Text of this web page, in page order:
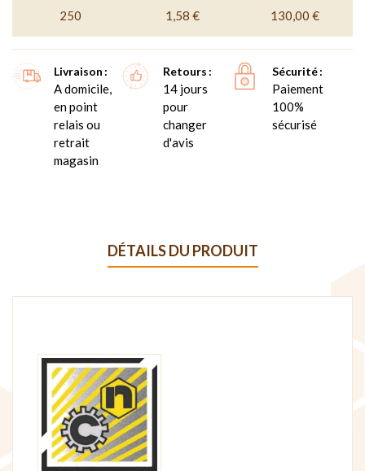
250 1,58 € 130,00 €
Livraison
A domicile,
en point
relais ou
retrait
magasin
Retours
14 jours
pour
changer
d'avis
Sécurité
Paiement
100%
sécurisé
DÉTAILS DU PRODUIT